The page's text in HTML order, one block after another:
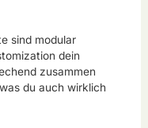
sind modular
dein
zusammen
du auch wirklich